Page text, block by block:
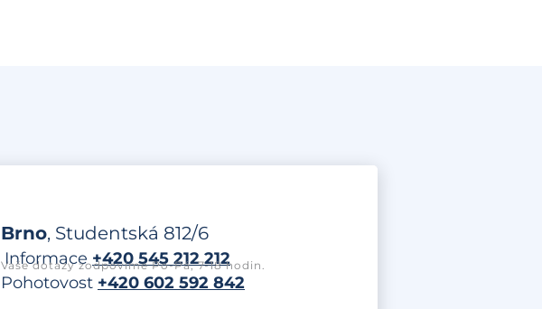
Brno, Studentská 812/6
Informace+420 545 212 212
Vaše dotazy zodpovíme Po-Pá, 7-18 hodin.
Pohotovost +420 602 592 842